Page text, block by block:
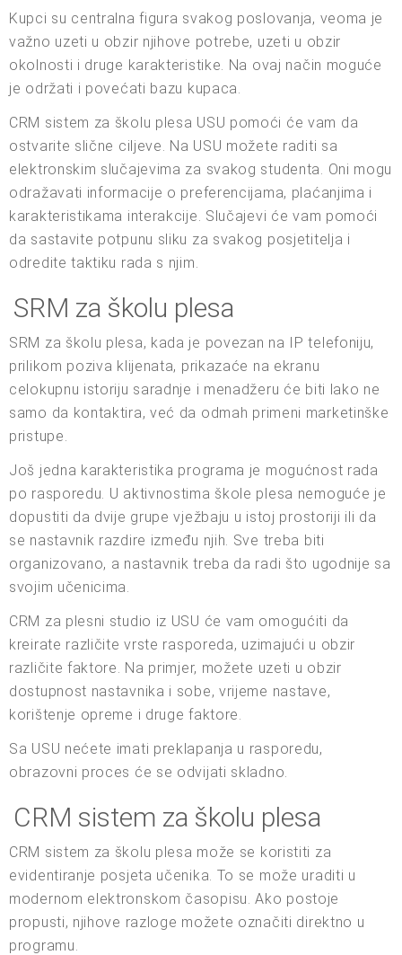
Kupci su centralna figura svakog poslovanja, veoma je
važno uzeti u obzir njihove potrebe, uzeti u obzir
okolnosti i druge karakteristike. Na ovaj način moguće
je održati i povećati bazu kupaca.
CRM sistem za školu plesa USU pomoći će vam da
ostvarite slične ciljeve. Na USU možete raditi sa
elektronskim slučajevima za svakog studenta. Oni mogu
odražavati informacije o preferencijama, plaćanjima i
karakteristikama interakcije. Slučajevi će vam pomoći
da sastavite potpunu sliku za svakog posjetitelja i
odredite taktiku rada s njim.
SRM za školu plesa
SRM za školu plesa, kada je povezan na IP telefoniju,
prilikom poziva klijenata, prikazaće na ekranu
celokupnu istoriju saradnje i menadžeru će biti lako ne
samo da kontaktira, već da odmah primeni marketinške
pristupe.
Još jedna karakteristika programa je mogućnost rada
po rasporedu. U aktivnostima škole plesa nemoguće je
dopustiti da dvije grupe vježbaju u istoj prostoriji ili da
se nastavnik razdire između njih. Sve treba biti
organizovano, a nastavnik treba da radi što ugodnije sa
svojim učenicima.
CRM za plesni studio iz USU će vam omogućiti da
kreirate različite vrste rasporeda, uzimajući u obzir
različite faktore. Na primjer, možete uzeti u obzir
dostupnost nastavnika i sobe, vrijeme nastave,
korištenje opreme i druge faktore.
Sa USU nećete imati preklapanja u rasporedu,
obrazovni proces će se odvijati skladno.
CRM sistem za školu plesa
CRM sistem za školu plesa može se koristiti za
evidentiranje posjeta učenika. To se može uraditi u
modernom elektronskom časopisu. Ako postoje
propusti, njihove razloge možete označiti direktno u
programu.